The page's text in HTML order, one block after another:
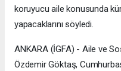
koruyucu aile konusunda
yapacaklarını söyledi.
ANKARA (İGFA) - Aile ve
Özdemir Göktaş,